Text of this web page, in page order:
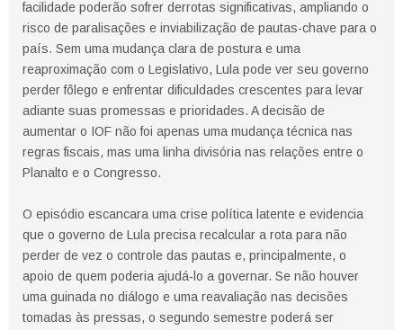
facilidade poderão sofrer derrotas significativas, ampliando o
risco de paralisações e inviabilização de pautas-chave para o
país. Sem uma mudança clara de postura e uma
reaproximação com o Legislativo, Lula pode ver seu governo
perder fôlego e enfrentar dificuldades crescentes para levar
adiante suas promessas e prioridades. A decisão de
aumentar o IOF não foi apenas uma mudança técnica nas
regras fiscais, mas uma linha divisória nas relações entre o
Planalto e o Congresso.
O episódio escancara uma crise política latente e evidencia
que o governo de Lula precisa recalcular a rota para não
perder de vez o controle das pautas e, principalmente, o
apoio de quem poderia ajudá‑lo a governar. Se não houver
uma guinada no diálogo e uma reavaliação nas decisões
tomadas às pressas, o segundo semestre poderá ser